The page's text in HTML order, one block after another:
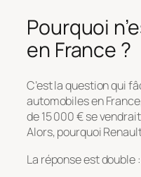
Pourquoi
en France ?
C’est la question qui
automobiles en
de 15 000 € se
Alors, pourquoi
La réponse est double :